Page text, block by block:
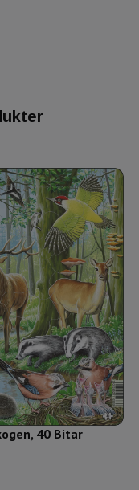
40 Bitar